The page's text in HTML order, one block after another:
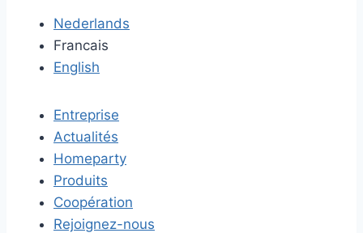
Nederlands
Francais
English
Entreprise
Actualités
Homeparty
Produits
Coopération
Rejoignez-nous